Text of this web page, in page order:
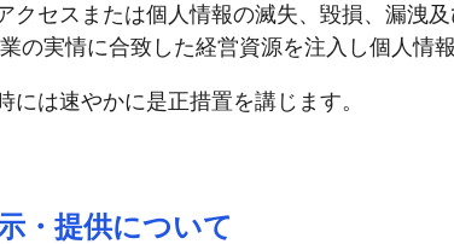
クセスまたは個人情報の滅失、毀損、漏洩
の実情に合致した経営資源を注入し個人情
には速やかに是正措置を講じます。
・提供について